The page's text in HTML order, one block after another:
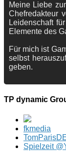
Meine Liebe
Chefredakteur
Leidenschaft
Elemente des
Für mich ist
selbst
geben.
TP dynamic
fkmedia
Spielzeit